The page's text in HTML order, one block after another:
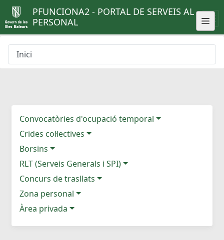
PFUNCIONA2 - PORTAL DE SERVEIS AL
PERSONAL
Inici
Convocatòries d'ocupació temporal
Crides col·lectives
Borsins
RLT (Serveis Generals i SPI)
Concurs de trasllats
Zona personal
Àrea privada